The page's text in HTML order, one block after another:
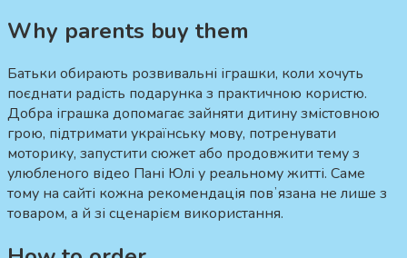
Why parents buy them
Батьки обирають розвивальні іграшки, коли хочуть
поєднати радість подарунка з практичною користю.
Добра іграшка допомагає зайняти дитину змістовною
грою, підтримати українську мову, потренувати
моторику, запустити сюжет або продовжити тему з
улюбленого відео Пані Юлі у реальному житті. Саме
тому на сайті кожна рекомендація повʼязана не лише з
товаром, а й зі сценарієм використання.